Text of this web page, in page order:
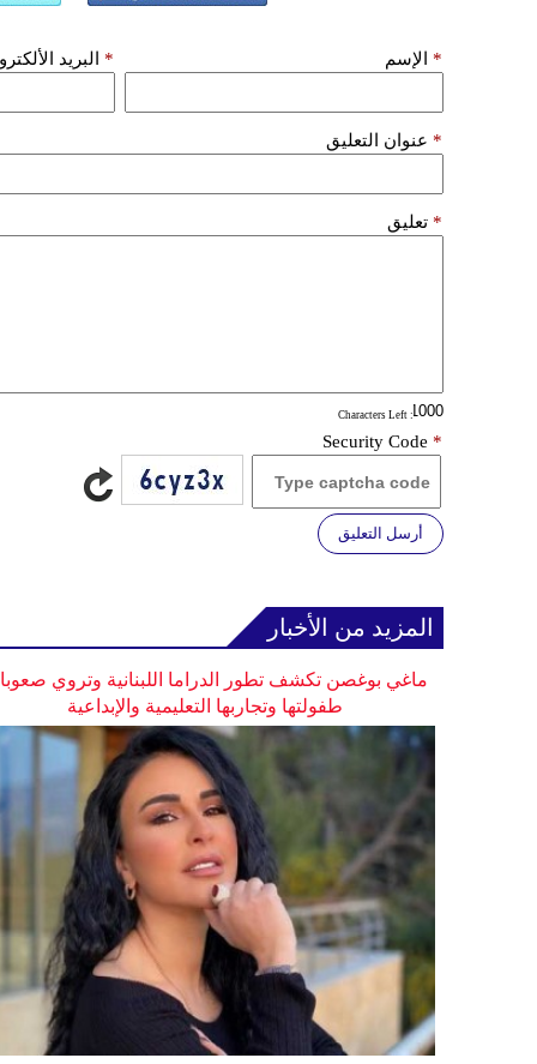
الإسم * البريد *
عنوان التعليق *
تعليق *
: Characters Left
Security Code *
أرسل التعليق
المزيد من الأخبار
ماغي بوغصن تكشف تطور الدراما اللبنانية وتروي
طفولتها وتجاربها التعليمية والإبداعية